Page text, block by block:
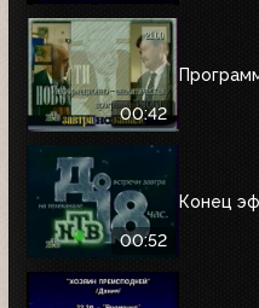
00:42
00:52
Конец